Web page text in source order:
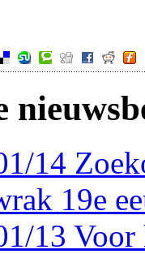
14
19e
13 Voor